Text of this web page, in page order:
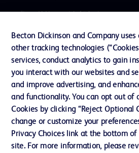
プレスリリース / お知らせ
インクルージョン、ダイバー
シティ ＆ エクイティ
投資家向け情報（英語）
会社案内
お問い合わせ
Cookie Preferences
Becton Dickinson and Company uses
other tracking technologies
services, conduct analytics to gain
you interact with our websites and
and improve advertising, and
and functionality. You can opt out of
Cookies by clicking “Reject Optional
change or customize your
Privacy Choices link at the bottom
site. For more information, please